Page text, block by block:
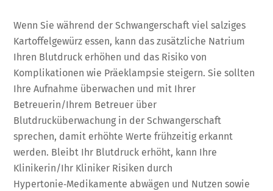
Wenn Sie während der Schwangerschaft viel salziges
Kartoffelgewürz essen, kann das zusätzliche Natrium
Ihren Blutdruck erhöhen und das Risiko von
Komplikationen wie Präeklampsie steigern. Sie sollten
Ihre Aufnahme überwachen und mit Ihrer
Betreuerin/Ihrem Betreuer über
Blutdrucküberwachung in der Schwangerschaft
sprechen, damit erhöhte Werte frühzeitig erkannt
werden. Bleibt Ihr Blutdruck erhöht, kann Ihre
Klinikerin/Ihr Kliniker Risiken durch
Hypertonie‑Medikamente abwägen und Nutzen sowie